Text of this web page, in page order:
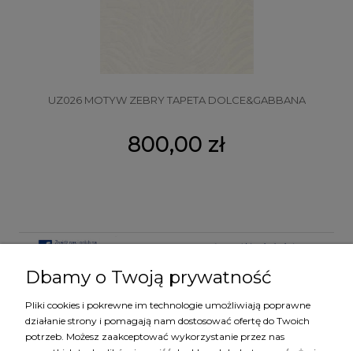
UZ026 MOTYW ZEBRY TAPETA DOLCE&GABBANA
800,00 zł
KATEGORIE
Dbamy o Twoją prywatność
Pliki cookies i pokrewne im technologie umożliwiają poprawne
działanie strony i pomagają nam dostosować ofertę do Twoich
potrzeb. Możesz zaakceptować wykorzystanie przez nas